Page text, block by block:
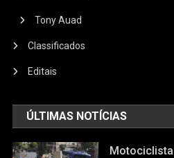
Tony Auad
Classificados
Editais
ÚLTIMAS NOTÍCIAS